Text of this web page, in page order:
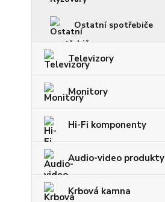
Ostatní spotřebiče
Televizory
Monitory
Hi-Fi komponenty
Audio-video produkty
Krbová kamna